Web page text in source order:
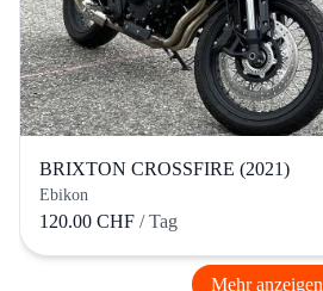
BRIXTON CROSSFIRE (2021)
Ebikon
120.00 CHF / Tag
Mehr anzeigen